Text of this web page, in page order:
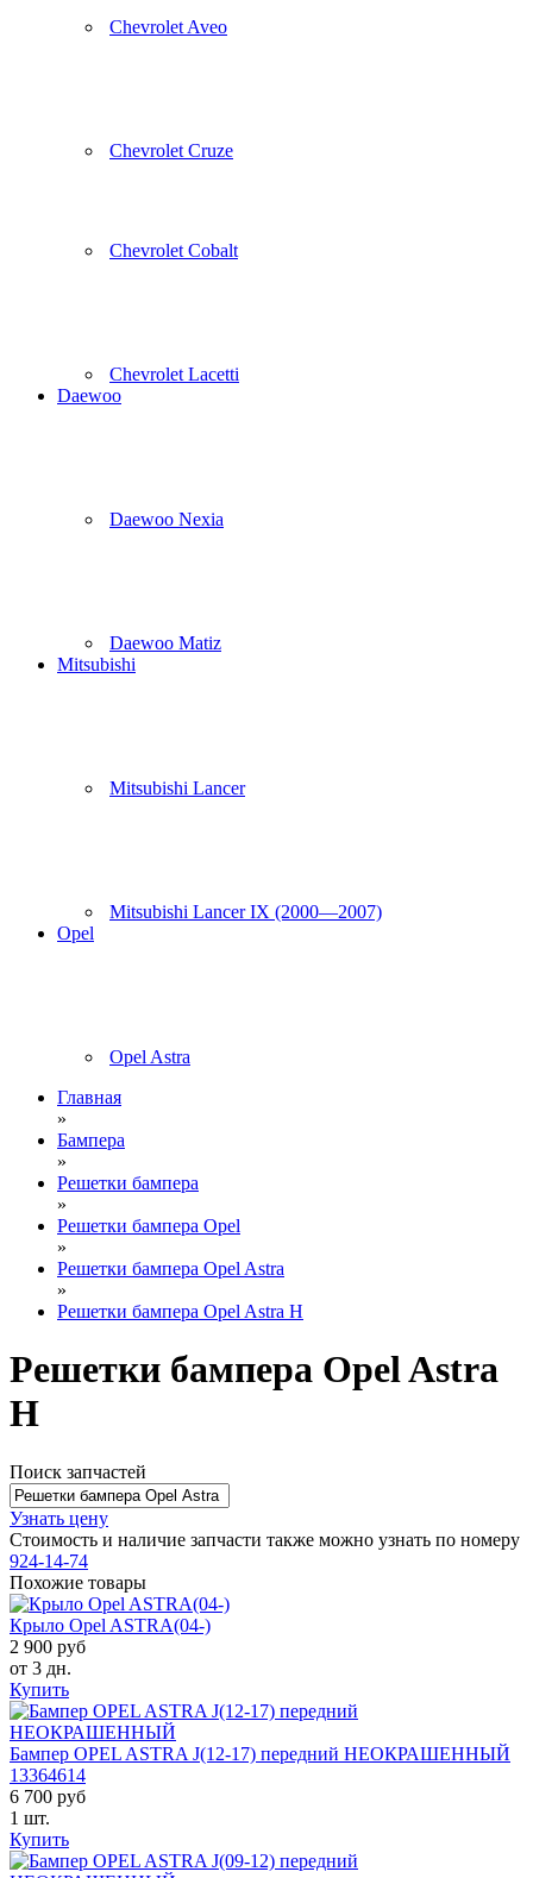
Chevrolet Aveo
Chevrolet Cruze
Chevrolet Cobalt
Chevrolet Lacetti
Daewoo
Daewoo Nexia
Daewoo Matiz
Mitsubishi
Mitsubishi Lancer
Mitsubishi Lancer IX (2000—2007)
Opel
Opel Astra
Главная
»
Бампера
»
Решетки бампера
»
Решетки бампера Opel
»
Решетки бампера Opel Astra
»
Решетки бампера Opel Astra H
Решетки бампера Opel Astra
H
Поиск запчастей
Узнать цену
Стоимость и наличие запчасти также можно узнать по номеру
924-14-74
Похожие товары
Крыло Opel ASTRA(04-)
2 900 руб
от 3 дн.
Купить
Бампер OPEL ASTRA J(12-17) передний НЕОКРАШЕННЫЙ
13364614
6 700 руб
1 шт.
Купить